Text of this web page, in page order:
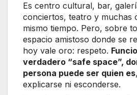
Es centro cultural, bar,
conciertos, teatro y muchas
mismo tiempo. Pero, sobre
espacio amistoso donde se
hoy vale oro: respeto.
verdadero “safe space”,
persona puede ser quien es
explicarse ni esconderse.